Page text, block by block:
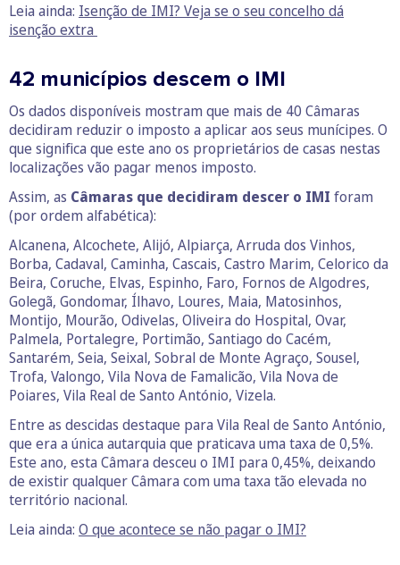
Leia ainda: Isenção de IMI? Veja se o seu concelho dá
isenção extra
42 municípios descem o IMI
Os dados disponíveis mostram que mais de 40 Câmaras
decidiram reduzir o imposto a aplicar aos seus munícipes. O
que significa que este ano os proprietários de casas nestas
localizações vão pagar menos imposto.
Assim, as Câmaras que decidiram descer o IMI foram
(por ordem alfabética):
Alcanena, Alcochete, Alijó, Alpiarça, Arruda dos Vinhos,
Borba, Cadaval, Caminha, Cascais, Castro Marim, Celorico da
Beira, Coruche, Elvas, Espinho, Faro, Fornos de Algodres,
Golegã, Gondomar, Ílhavo, Loures, Maia, Matosinhos,
Montijo, Mourão, Odivelas, Oliveira do Hospital, Ovar,
Palmela, Portalegre, Portimão, Santiago do Cacém,
Santarém, Seia, Seixal, Sobral de Monte Agraço, Sousel,
Trofa, Valongo, Vila Nova de Famalicão, Vila Nova de
Poiares, Vila Real de Santo António, Vizela.
Entre as descidas destaque para Vila Real de Santo António,
que era a única autarquia que praticava uma taxa de 0,5%.
Este ano, esta Câmara desceu o IMI para 0,45%, deixando
de existir qualquer Câmara com uma taxa tão elevada no
território nacional.
Leia ainda: O que acontece se não pagar o IMI?